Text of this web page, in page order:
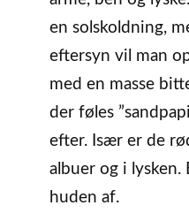
en solskoldning,
eftersyn vil man
med en masse
der føles
efter. Især er de
albuer og i lysken.
huden af.